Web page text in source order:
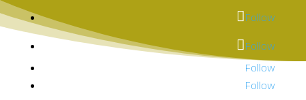
Follow
Follow
Follow
Follow